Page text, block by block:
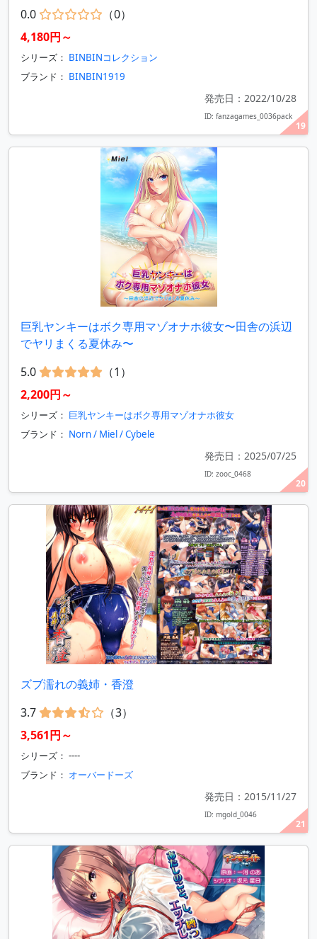
19
0.0
（0）
4,180円～
シリーズ： BINBINコレクション
ブランド： BINBIN1919
発売日：2022/10/28
ID: fanzagames_0036pack
20
巨乳ヤンキーはボク専用マゾオナホ彼女〜田舎の浜辺
でヤリまくる夏休み〜
5.0
（1）
2,200円～
シリーズ： 巨乳ヤンキーはボク専用マゾオナホ彼女
ブランド： Norn / Miel / Cybele
発売日：2025/07/25
ID: zooc_0468
21
ズブ濡れの義姉・香澄
3.7
（3）
3,561円～
シリーズ： ----
ブランド： オーバードーズ
発売日：2015/11/27
ID: mgold_0046